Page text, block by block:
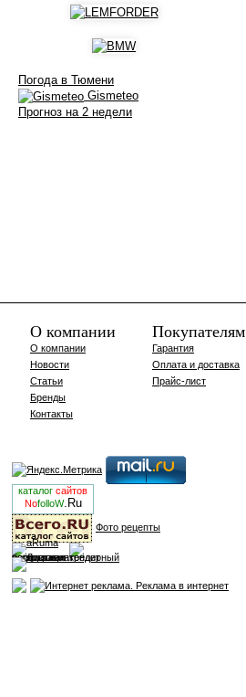
Погода в Тюмени
Gismeteo
Прогноз на 2 недели
О компании
О компании
Новости
Статьи
Бренды
Контакты
Покупателям
Гарантия
Оплата и доставка
Прайс-лист
каталог сайтов
NofolloW.Ru
Фото рецепты